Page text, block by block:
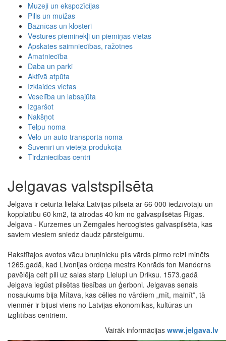
Muzeji un ekspozīcijas
Pilis un muižas
Baznīcas un klosteri
Vēstures pieminekļi un piemiņas vietas
Apskates saimniecības, ražotnes
Amatniecība
Daba un parki
Aktīvā atpūta
Izklaides vietas
Veselība un labsajūta
Izgaršot
Nakšņot
Telpu noma
Velo un auto transporta noma
Suvenīri un vietējā produkcija
Tirdzniecības centri
Jelgavas valstspilsēta
Jelgava ir ceturtā lielākā Latvijas pilsēta ar 66 000 iedzīvotāju un
kopplatību 60 km2, tā atrodas 40 km no galvaspilsētas Rīgas.
Jelgava - Kurzemes un Zemgales hercogistes galvaspilsēta, kas
saviem viesiem sniedz daudz pārsteigumu.
Rakstītajos avotos vācu bruņinieku pils vārds pirmo reizi minēts
1265.gadā, kad Livonijas ordeņa mestrs Konrāds fon Manderns
pavēlēja celt pili uz salas starp Lielupi un Driksu. 1573.gadā
Jelgava iegūst pilsētas tiesības un ģerboni. Jelgavas senais
nosaukums bija Mītava, kas cēlies no vārdiem „mīt, mainīt”, tā
vienmēr ir bijusi viens no Latvijas ekonomikas, kultūras un
izglītības centriem.
Vairāk informācijas www.jelgava.lv